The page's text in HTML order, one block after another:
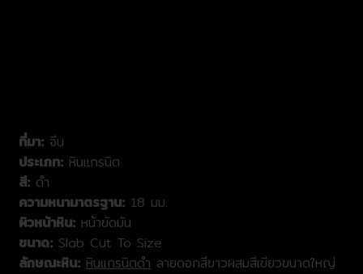
ที่มา: จีน
ประเภท: หินแกรนิต
สี: ดำ
ความหนามาตรฐาน: 18 มม.
ผิวหน้าหิน: หน้าขัดมัน
ขนาด: Slab Cut To Size
ลักษณะหิน: หินแกรนิตดำ ลายดอกสีขาวผสมสีเขียวขนาดใหญ่